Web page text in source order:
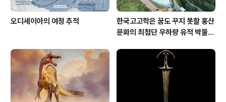
오디세이아의 여정 추적
한국고고학은 꿈도 꾸지 못할 홍산
문화의 최첨단 우하량 유적 박물관